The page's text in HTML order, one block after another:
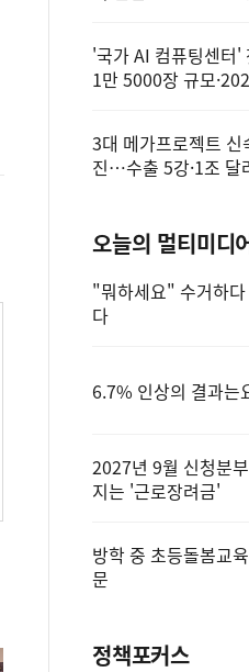
'국가 AI 컴퓨팅센터
1만 5000장 규모
3대 메가프로젝트 신
진…수출 5강·1조 달
오늘의 멀티미디
"뭐하세요" 수거하다
다
6.7% 인상의 결과는
2027년 9월 신청분
지는 '근로장려금'
방학 중 초등돌봄교
문
정책포커스